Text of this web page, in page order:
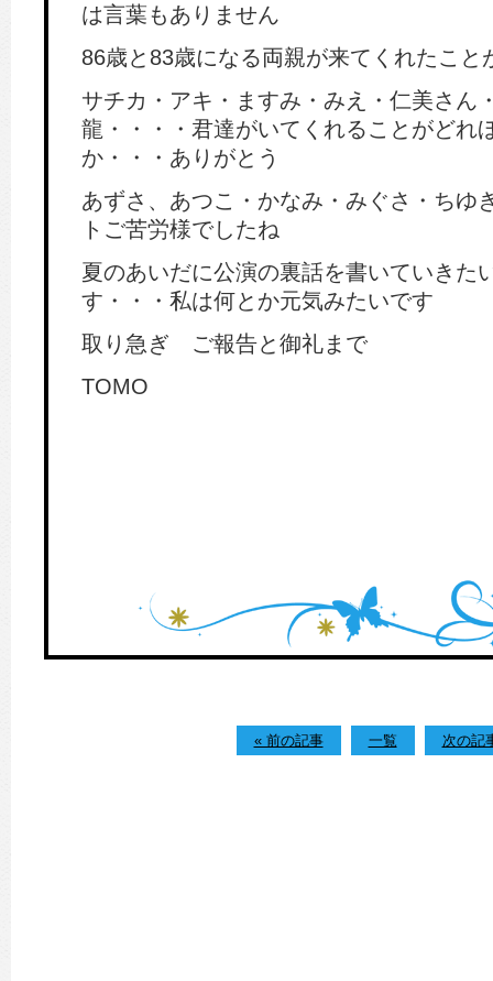
は言葉もありません
86歳と83歳になる両親が来てくれたこと
サチカ・アキ・ますみ・みえ・仁美さん
龍・・・・君達がいてくれることがどれ
か・・・ありがとう
あずさ、あつこ・かなみ・みぐさ・ちゆ
トご苦労様でしたね
夏のあいだに公演の裏話を書いていきた
す・・・私は何とか元気みたいです
取り急ぎ ご報告と御礼まで
TOMO
« 前の記事 一覧 次の記